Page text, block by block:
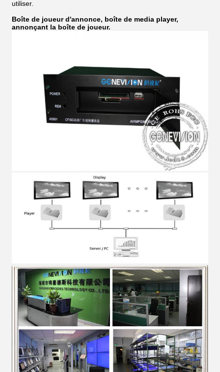
utiliser.
Boîte de joueur d'annonce, boîte de media player,
annonçant la boîte de joueur.